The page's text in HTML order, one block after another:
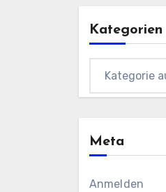
Kategorien
Meta
Anmelden